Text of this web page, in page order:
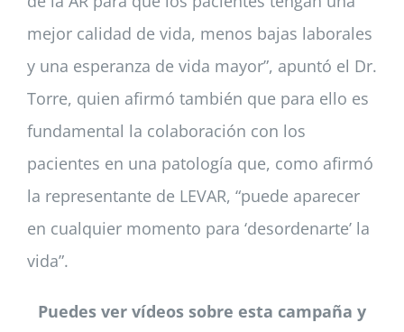
mejor calidad de vida, menos bajas laborales
y una esperanza de vida mayor”, apuntó el Dr.
Torre, quien afirmó también que para ello es
fundamental la colaboración con los
pacientes en una patología que, como afirmó
la representante de LEVAR, “puede aparecer
en cualquier momento para ‘desordenarte’ la
vida”.
Puedes ver vídeos sobre esta campaña y